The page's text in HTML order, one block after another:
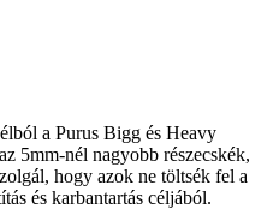
a Purus Bigg és Heavy
5mm-nél nagyobb részecskék,
hogy azok ne töltsék fel a
és karbantartás céljából.